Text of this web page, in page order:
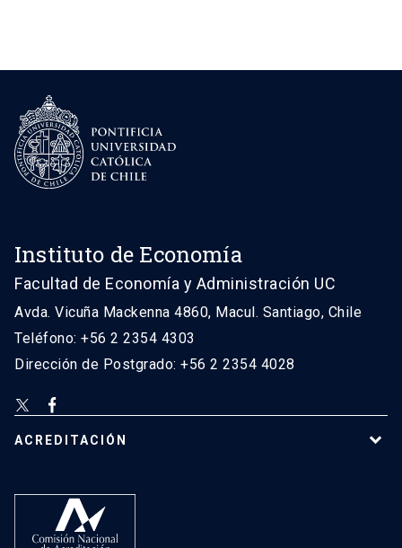
Instituto de Economía
Facultad de Economía y Administración UC
Avda. Vicuña Mackenna 4860, Macul. Santiago, Chile
Teléfono: +56 2 2354 4303
Dirección de Postgrado: +56 2 2354 4028
ACREDITACIÓN